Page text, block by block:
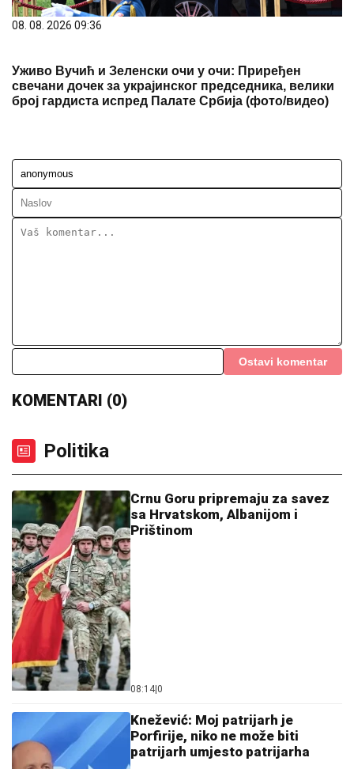
08. 08. 2026 09:36
Уживо Вучић и Зеленски очи у очи: Приређен
свечани дочек за украјинског председника, велики
број гардиста испред Палате Србија (фото/видео)
Ostavi komentar
KOMENTARI (0)
Politika
Crnu Goru pripremaju za savez
sa Hrvatskom, Albanijom i
Prištinom
08:14 0
Knežević: Moj patrijarh je
Porfirije, niko ne može biti
patrijarh umjesto patrijarha